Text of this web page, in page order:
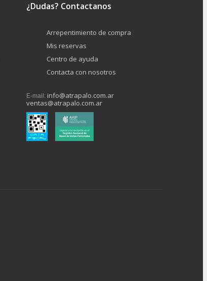
¿Dudas? Contactanos
Arrepentimiento de compra
Mis reservas
Centro de ayuda
Contacta con nosotros
E-mail: info@atrapalo.com.ar
ventas@atrapalo.com.ar